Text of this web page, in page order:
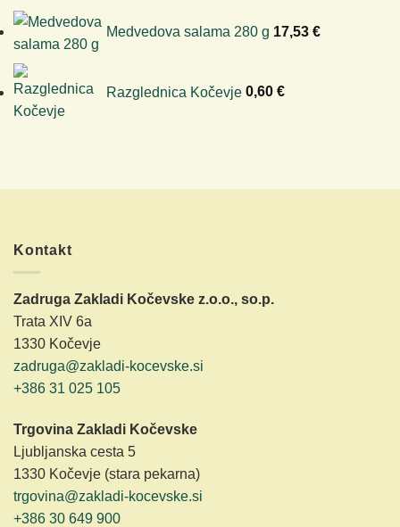
Medvedova salama 280 g 17,53 €
Razglednica Kočevje 0,60 €
Kontakt
Zadruga Zakladi Kočevske z.o.o., so.p.
Trata XIV 6a
1330 Kočevje
zadruga@zakladi-kocevske.si
+386 31 025 105
Trgovina Zakladi Kočevske
Ljubljanska cesta 5
1330 Kočevje (stara pekarna)
trgovina@zakladi-kocevske.si
+386 30 649 900